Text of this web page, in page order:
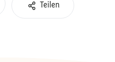
Teilen